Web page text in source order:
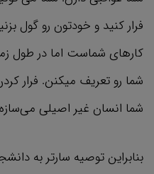
فرار کنید و خودتون رو گول
کارهای شماست اما در طول
شما رو تعریف میکنن. فرار
شما انسان غیر اصیلی
بنابراین توصیه سارتر به